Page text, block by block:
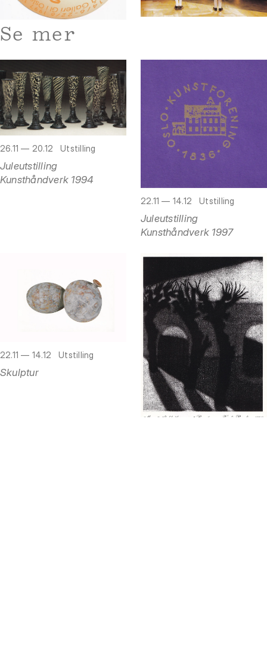
Se mer
26.11 — 20.12 Utstilling
Juleutstilling
Kunsthåndverk 1994
22.11 — 14.12 Utstilling
Juleutstilling
Kunsthåndverk 1997
22.11 — 14.12 Utstilling
Skulptur